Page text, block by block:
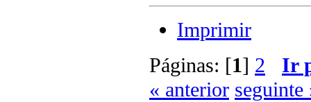
Imprimir
Páginas: [1] 2
Ir
« anterior seguinte